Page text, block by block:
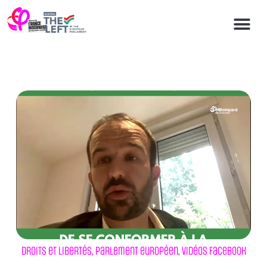
Droits et libertés,Parlement européen,Vidéos Facebook